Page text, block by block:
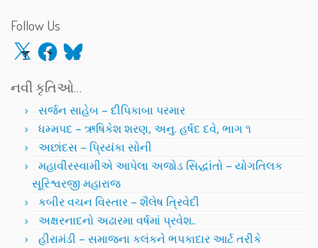
Follow Us
X Facebook
Bluesky
નવી કૃતિઓ…
સર્જન સાહેબ – દીપિકાબા પરમાર
ધમ્મપદ – ઋષિકેશ શરણ, અનુ. હર્ષદ દવે, ભાગ ૧
અછાંદસ – પ્રિયંકા સોની
મહાવીરસ્વામીએ આપેલા અજોડ સિદ્ધાંતો – યોગતિલક
સૂરિશ્વરજી મહારાજ
કબીર વચન વિસ્તાર – શૈલેષ ત્રિવેદી
અક્ષરનાદનો અઢારમા વર્ષમાં પ્રવેશ..
હીરામંડી – સમાજના કલંકને ભપકાદાર આર્ટ તરીકે